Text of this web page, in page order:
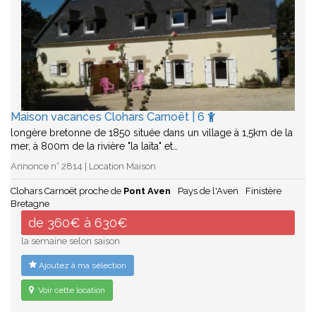
Maison vacances Clohars Carnoët | 6
longère bretonne de 1850 située dans un village à 1,5km de la
mer, à 800m de la rivière "la laïta" et…
Annonce n° 2814 | Location Maison
Clohars Carnoët proche de Pont Aven Pays de l'Aven
Finistère
Bretagne
de 360€ à 630€
la semaine selon saison
Ajoutez à ma sélection
Voir cette location